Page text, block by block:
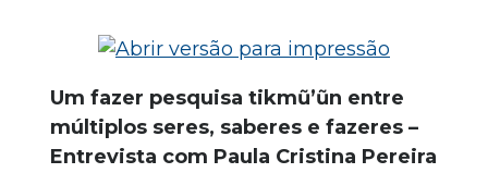
Um fazer pesquisa tikmũ’ũn entre
múltiplos seres, saberes e fazeres –
Entrevista com Paula Cristina Pereira